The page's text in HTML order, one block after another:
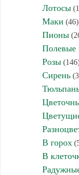
Лотосы
Маки (46)
Пионы
Полевые
Розы
Сирень
В горох
В